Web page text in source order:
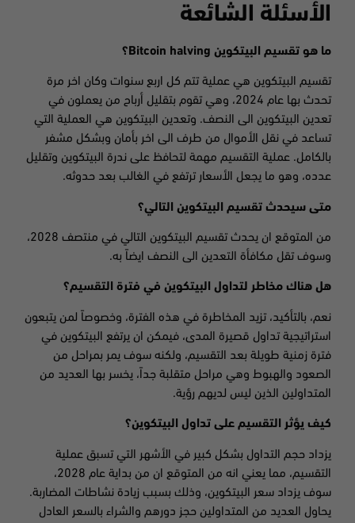
الأسئلة الشائعة
ما هو تقسيم البيتكوين Bitcoin halving ؟
تقسيم البيتكوين هي عملية تتم كل اربع سنوات وكان اخر مرة
تحدث بها عام 2024، وهي تقوم بتقليل أرباح من يعملون في
تعدين البيتكوين الى النصف. وتعدين البيتكوين هي العملية التي
تساعد في نقل الأموال من طرف الى اخر بأمان وبشكل مشفر
بالكامل. عملية التقسيم مهمة لتحافظ على ندرة البيتكوين وتقليل
عدده، وهو ما يجعل الأسعار ترتفع في الغالب بعد حدوثه.
متى سيحدث تقسيم البيتكوين التالي؟
من المتوقع ان يحدث تقسيم البيتكوين التالي في منتصف 2028،
وسوف تقل مكافأة التعدين الى النصف ايضاً به.
هل هناك مخاطر لتداول البيتكوين في فترة التقسيم؟
نعم، بالتأكيد، تزيد المخاطرة في هذه الفترة، وخصوصاً لمن يتبعون
استراتيجية تداول قصيرة المدى، فيمكن ان يرتفع البيتكوين في
فترة زمنية طويلة بعد التقسيم، ولكنه سوف يمر بمراحل من
الصعود والهبوط وهي مراحل متقلبة جداً، يخسر بها العديد من
المتداولين الذين ليس لديهم رؤية.
كيف يؤثر التقسيم على تداول البيتكوين؟
يزداد حجم التداول بشكل كبير في الأشهر التي تسبق عملية
التقسيم، مما يعني انه من المتوقع ان من بداية عام 2028،
سوف يزداد سعر البيتكوين، وذلك بسبب زيادة نشاطات المضاربة.
يحاول العديد من المتداولين حجز دورهم والشراء بالسعر العادل